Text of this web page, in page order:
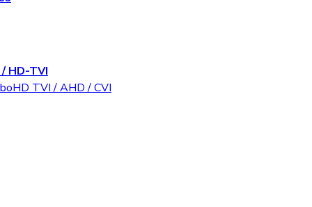
HD-TVI
TVI / AHD / CVI